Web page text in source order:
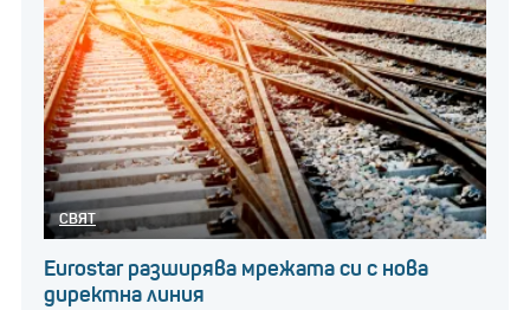
СВЯТ
Eurostar разширява мрежата си с нова
директна линия